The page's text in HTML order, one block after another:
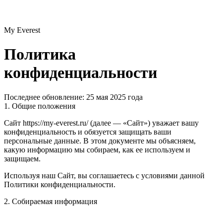
My Everest
Политика
конфиденциальности
Последнее обновление: 25 мая 2025 года
1. Общие положения
Сайт https://my-everest.ru/(далее — «Сайт») уважает вашу
конфиденциальность и обязуется защищать ваши
персональные данные. В этом документе мы объясняем,
какую информацию мы собираем, как ее используем и
защищаем.
Используя наш Сайт, вы соглашаетесь с условиями данной
Политики конфиденциальности.
2. Собираемая информация